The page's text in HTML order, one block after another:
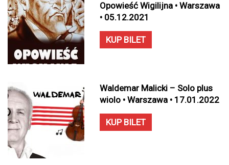
Opowieść Wigilijna • Warszawa
• 05.12.2021
KUP BILET
Waldemar Malicki – Solo plus
wiolo • Warszawa • 17.01.2022
KUP BILET